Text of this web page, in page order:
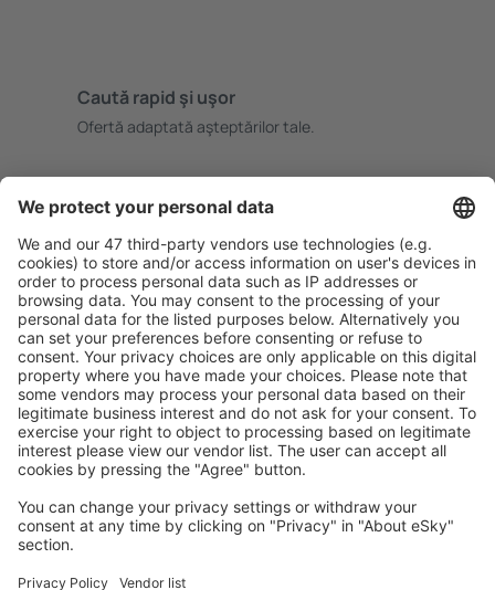
Caută rapid şi uşor
Ofertă adaptată aşteptărilor tale.
Rezervare fără griji cu opțiune gratuită de anulare.
Economiseşte mai mult
Prețuri atractive și oferte speciale pentru utilizatorii
conectați.
Cazarea preferată
Alege din peste 1,3 mil. de opţiuni: hoteluri, cabane,
apartamente și altele.
Cele mai căutate hoteluri de către utilizatorii eSky
Hoteluri în Grecia - Orașe populare